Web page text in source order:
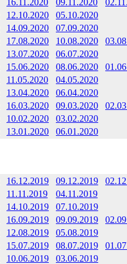
16.11.2020 09.11.2020
12.10.2020
05.10.2020
14.09.2020
07.09.2020
17.08.2020 10.08.2020
13.07.2020
06.07.2020
15.06.2020 08.06.2020
11.05.2020
04.05.2020
13.04.2020
06.04.2020
16.03.2020 09.03.2020
10.02.2020
03.02.2020
13.01.2020 06.01.2020
16.12.2019 09.12.2019
11.11.2019
04.11.2019
14.10.2019
07.10.2019
16.09.2019 09.09.2019
12.08.2019
05.08.2019
15.07.2019 08.07.2019
10.06.2019
03.06.2019